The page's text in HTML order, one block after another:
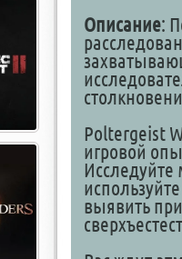
Описание:
Poltergeist
игровой
выявить